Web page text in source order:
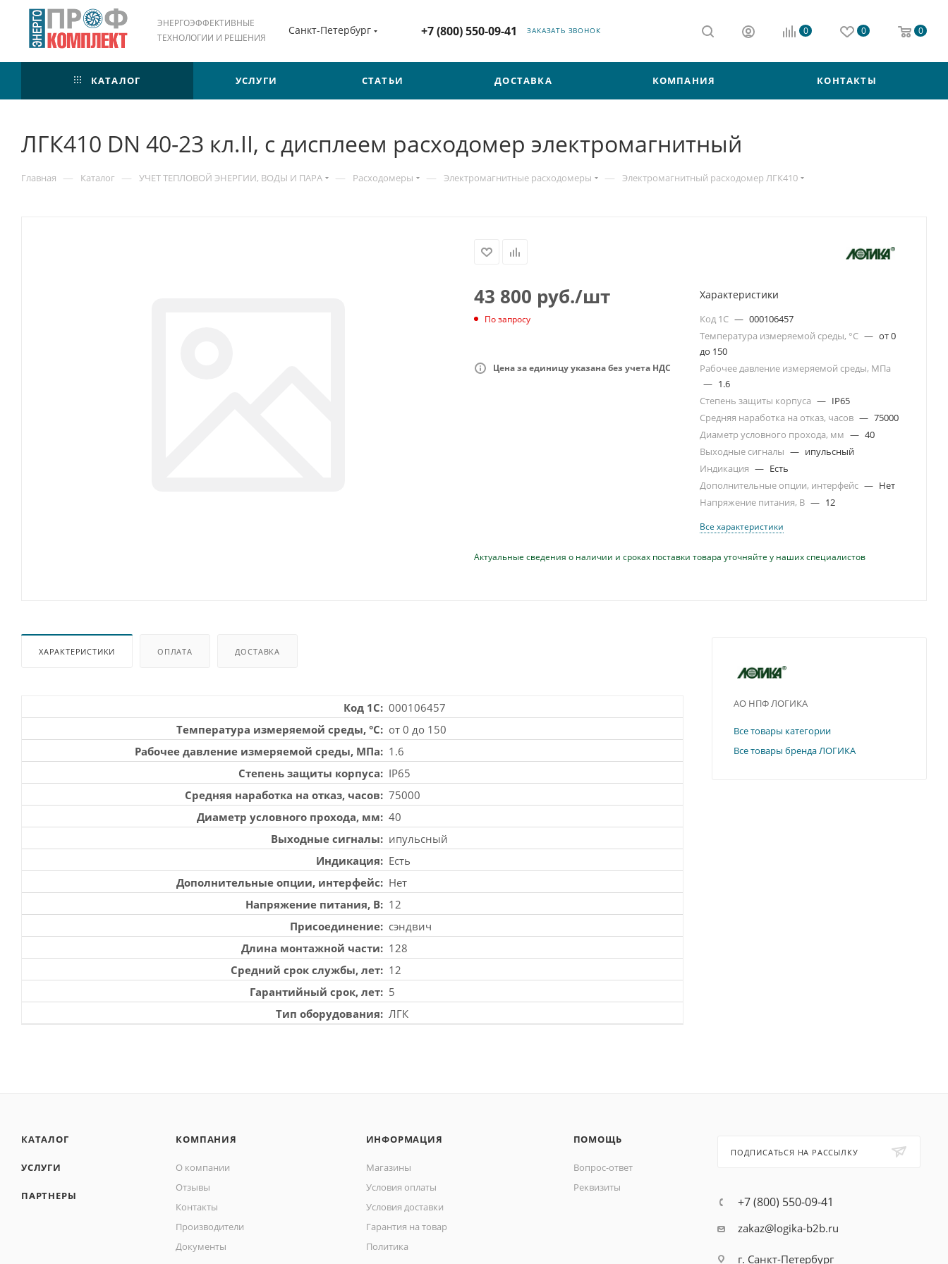
ЭНЕРГОЭФФЕКТИВНЫЕ
ТЕХНОЛОГИИ И РЕШЕНИЯ
Санкт-Петербург +7 (800) 550-09-41 ЗАКАЗАТЬ ЗВОНОК 0 0 0
КАТАЛОГ УСЛУГИ СТАТЬИ ДОСТАВКА КОМПАНИЯ КОНТАКТЫ
ЛГК410 DN 40-23 кл.II, с дисплеем расходомер электромагнитный
Главная — Каталог — УЧЕТ ТЕПЛОВОЙ ЭНЕРГИИ, ВОДЫ И ПАРА — Расходомеры — Электромагнитные расходомеры — Электромагнитный расходомер ЛГК410
43 800 руб./шт
По запросу
Цена за единицу указана без учета НДС
Характеристики
Код 1С — 000106457
Температура измеряемой среды, °С — от 0
до 150
Рабочее давление измеряемой среды, МПа
— 1.6
Степень защиты корпуса — IP65
Средняя наработка на отказ, часов — 75000
Диаметр условного прохода, мм — 40
Выходные сигналы — ипульсный
Индикация — Есть
Дополнительные опции, интерфейс — Нет
Напряжение питания, В — 12
Все характеристики
Актуальные сведения о наличии и сроках поставки товара уточняйте у наших специалистов
ХАРАКТЕРИСТИКИ ОПЛАТА ДОСТАВКА
Код 1С
000106457
Температура измеряемой среды, °С
от 0 до 150
Рабочее давление измеряемой среды, МПа
1.6
Степень защиты корпуса
IP65
Средняя наработка на отказ, часов
75000
Диаметр условного прохода, мм
40
Выходные сигналы
ипульсный
Индикация
Есть
Дополнительные опции, интерфейс
Нет
Напряжение питания, В
12
Присоединение
сэндвич
Длина монтажной части
128
Средний срок службы, лет
12
Гарантийный срок, лет
5
Тип оборудования
ЛГК
АО НПФ ЛОГИКА
Все товары категории
Все товары бренда ЛОГИКА
КАТАЛОГ
УСЛУГИ
ПАРТНЕРЫ
КОМПАНИЯ
О компании
Отзывы
Контакты
Производители
Документы
ИНФОРМАЦИЯ
Магазины
Условия оплаты
Условия доставки
Гарантия на товар
Политика
ПОМОЩЬ
Вопрос-ответ
Реквизиты
ПОДПИСАТЬСЯ НА РАССЫЛКУ
+7 (800) 550-09-41
zakaz@logika-b2b.ru
г. Санкт-Петербург